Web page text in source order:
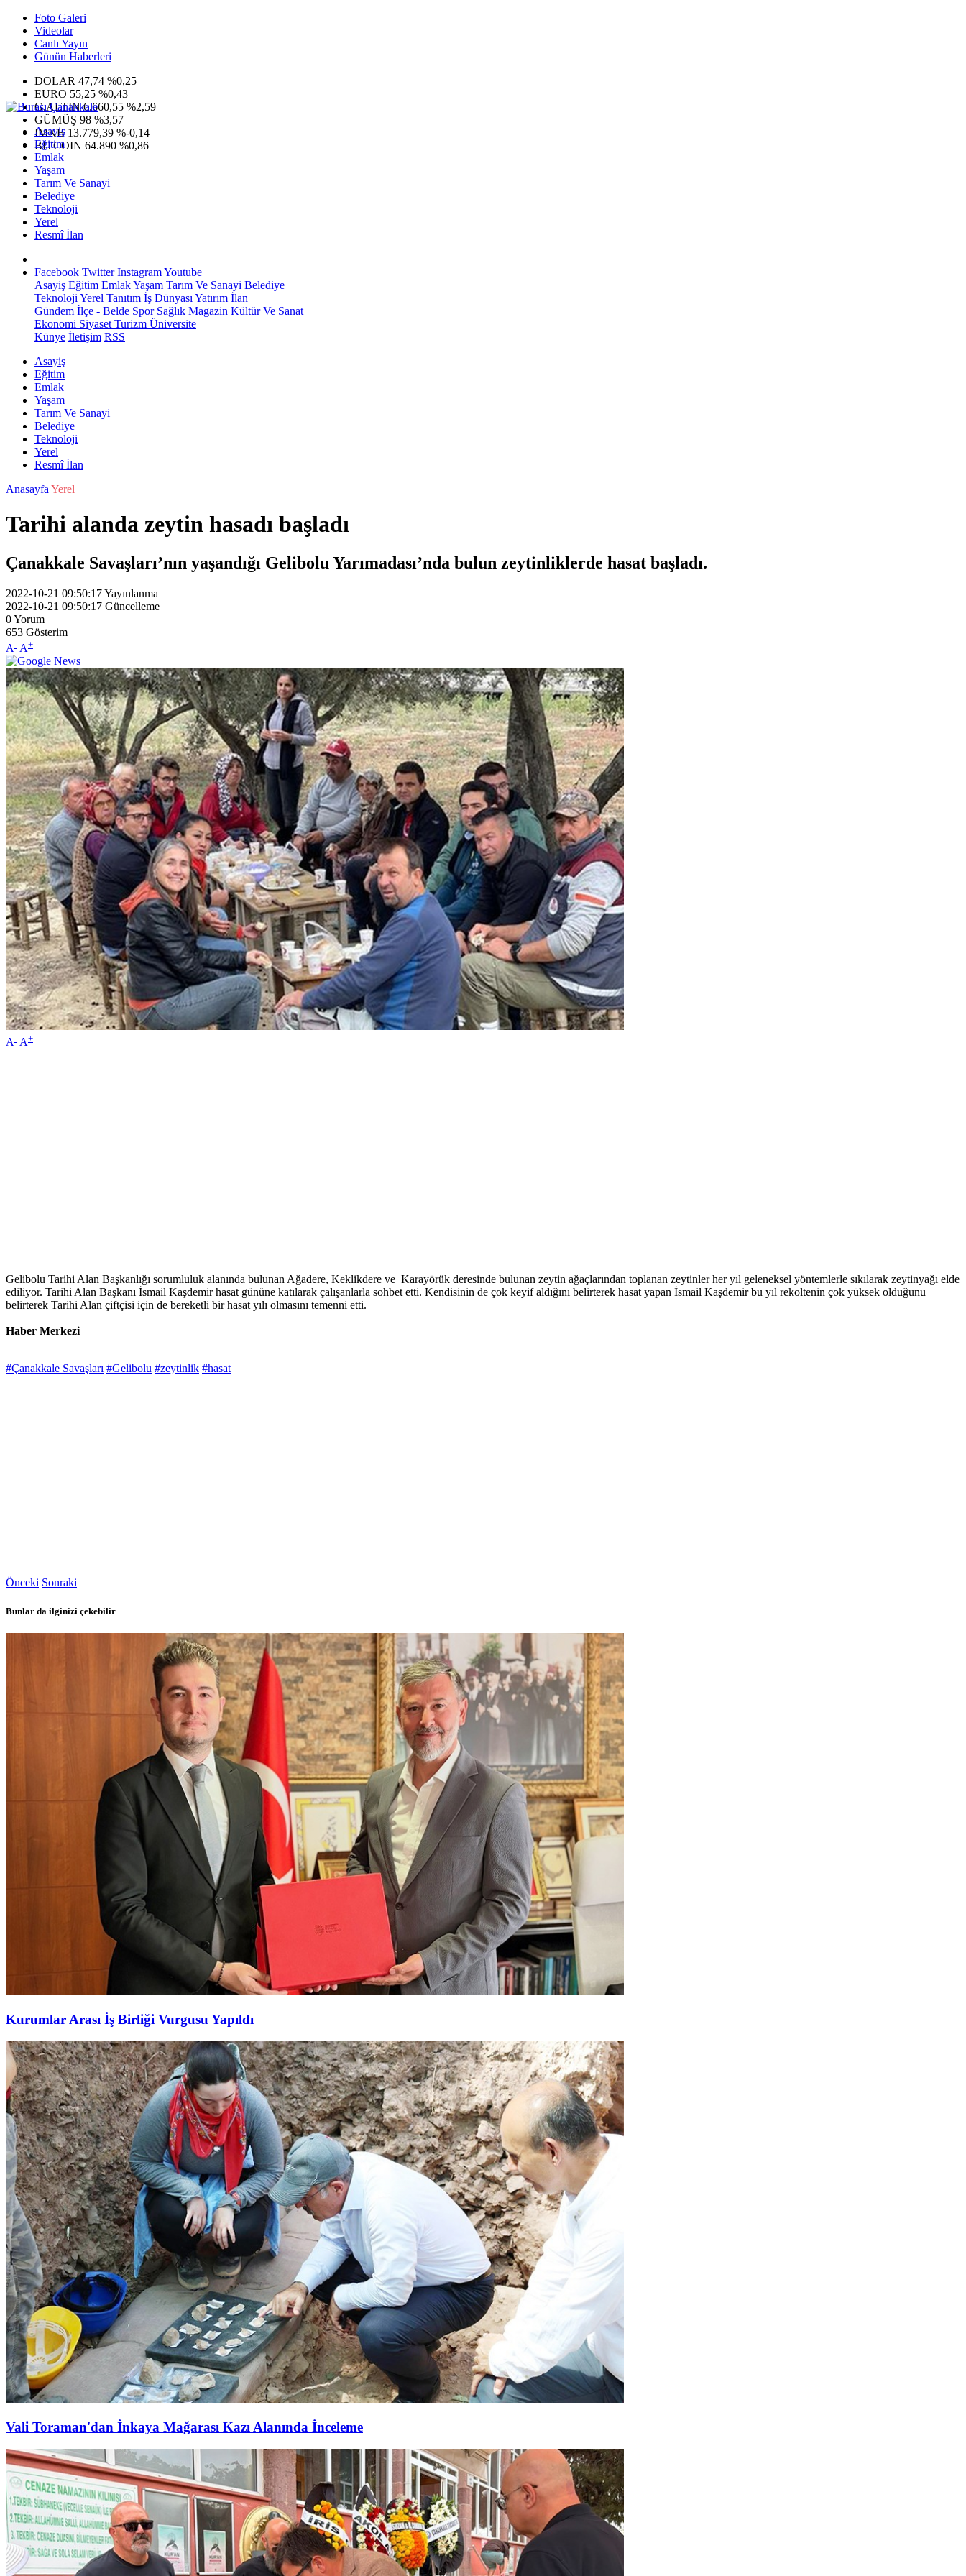
Foto Galeri
Videolar
Canlı Yayın
Günün Haberleri
DOLAR 47,74 %0,25
EURO 55,25 %0,43
G.ALTIN6.660,55 %2,59
GÜMÜŞ 98 %3,57
IMKB 13.779,39 %-0,14
BITCOIN 64.890 %0,86
Asayiş
Eğitim
Emlak
Yaşam
Tarım Ve Sanayi
Belediye
Teknoloji
Yerel
Resmî İlan
Facebook Twitter InstagramYoutube
Asayiş Eğitim EmlakYaşam Tarım Ve Sanayi Belediye
Teknoloji Yerel Tanıtım İş Dünyası Yatırım İlan
Gündem İlçe - Belde SporSağlık Magazin Kültür Ve Sanat
Ekonomi Siyaset Turizm Üniversite
Künye İletişim RSS
Asayiş
Eğitim
Emlak
Yaşam
Tarım Ve Sanayi
Belediye
Teknoloji
Yerel
Resmî İlan
Anasayfa Yerel
Tarihi alanda zeytin hasadı başladı
Çanakkale Savaşları’nın yaşandığı Gelibolu Yarımadası’nda bulun zeytinliklerde hasat başladı.
2022-10-21 09:50:17Yayınlanma
2022-10-21 09:50:17 Güncelleme
0Yorum
653 Gösterim
A- A+
A- A+
Gelibolu Tarihi Alan Başkanlığı sorumluluk alanında bulunan Ağadere, Keklikdere ve Karayörük deresinde bulunan zeytin ağaçlarından toplanan zeytinler her yıl geleneksel yöntemlerle sıkılarak zeytinyağı elde
ediliyor. Tarihi Alan Başkanı İsmail Kaşdemir hasat gününe katılarak çalışanlarla sohbet etti. Kendisinin de çok keyif aldığını belirterek hasat yapan İsmail Kaşdemir bu yıl rekoltenin çok yüksek olduğunu
belirterek Tarihi Alan çiftçisi için de bereketli bir hasat yılı olmasını temenni etti.
Haber Merkezi
#Çanakkale Savaşları #Gelibolu #zeytinlik #hasat
Önceki Sonraki
Bunlar da ilginizi çekebilir
Kurumlar Arası İş Birliği Vurgusu Yapıldı
Vali Toraman'dan İnkaya Mağarası Kazı Alanında İnceleme